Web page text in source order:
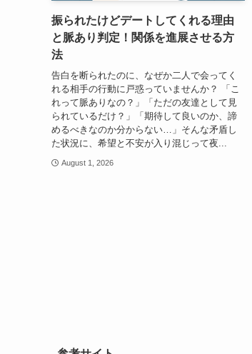
振られたけどデートしてくれる理由
と脈あり判定！関係を進展させる方
法
告白を断られたのに、なぜか二人で会ってく
れる相手の行動に戸惑っていませんか？ 「こ
れって脈ありなの？」「ただの友達として見
られているだけ？」「期待して良いのか、諦
めるべきなのか分からない…」そんな矛盾し
た状況に、希望と不安が入り混じって夜...
August 1, 2026